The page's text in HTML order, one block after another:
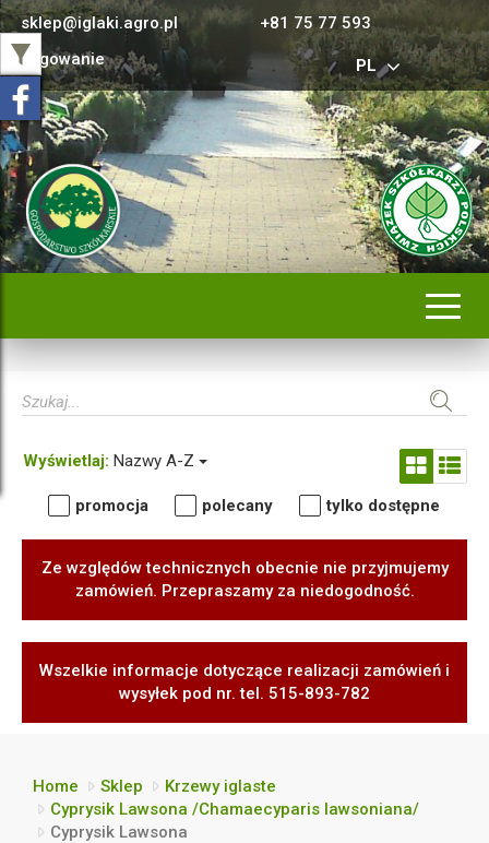
sklep@iglaki.agro.pl
+81 75 77 593
Logowanie
PL
Wyświetlaj: Nazwy A-Z
promocja polecany tylko dostępne
Ze względów technicznych obecnie nie przyjmujemy
zamówień. Przepraszamy za niedogodność.
Wszelkie informacje dotyczące realizacji zamówień i
wysyłek pod nr. tel. 515-893-782
Home Sklep
Krzewy iglaste
Cyprysik Lawsona /Chamaecyparis lawsoniana/
Cyprysik Lawsona